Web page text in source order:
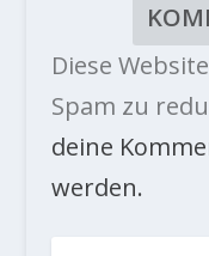
Diese
Spam zu
deine
werden.